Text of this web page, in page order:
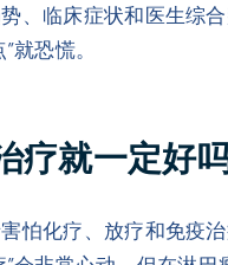
、临床症状和医生综
就恐慌。
疗就一定好
怕化疗、放疗和免疫